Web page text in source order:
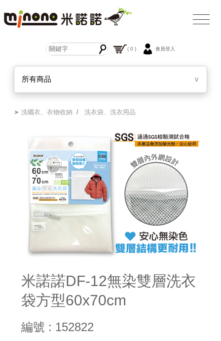
( 0 ) 會員登入
所有商品 ∨
➤ 洗曬衣、衣物收納 /洗衣袋、洗衣用品
米諾諾DF-12無染雙層洗衣
袋方型60x70cm
編號 : 152822